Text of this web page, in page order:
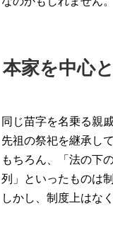
本家を中心
同じ苗字を名乗る親
先祖の祭祀を継承し
もちろん、「法の下
列」といったものは
しかし、制度上はな